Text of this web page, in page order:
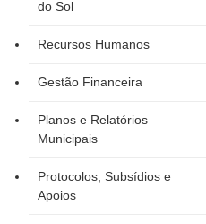
do Sol
Recursos Humanos
Gestão Financeira
Planos e Relatórios
Municipais
Protocolos, Subsídios e
Apoios